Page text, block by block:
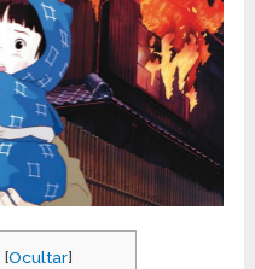
[Ocultar]